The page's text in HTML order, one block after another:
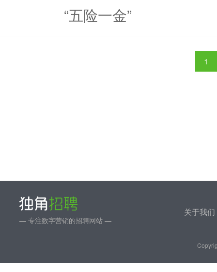
“五险一金”
1
— 专注数字营销的招聘网站 —
关于我们